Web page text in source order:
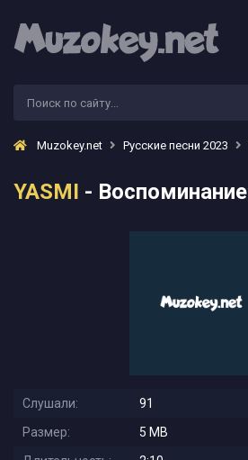
Muzokey.net Русские песни 2023
YASMI - Воспоминание
Слушали:
91
Размер:
5 MB